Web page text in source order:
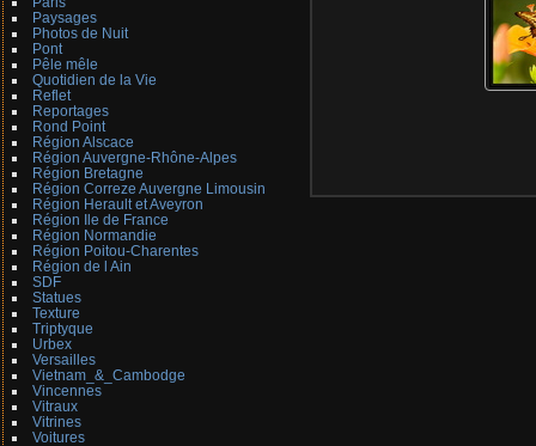
Paysages
Photos de Nuit
Pont
Pêle mêle
Quotidien de la Vie
Reflet
Reportages
Rond Point
Région Alscace
Région Auvergne-Rhône-Alpes
Région Bretagne
Région Correze Auvergne Limousin
Région Herault et Aveyron
Région Ile de France
Région Normandie
Région Poitou-Charentes
Région de l Ain
SDF
Statues
Texture
Triptyque
Urbex
Versailles
Vietnam_&_Cambodge
Vincennes
Vitraux
Vitrines
Voitures